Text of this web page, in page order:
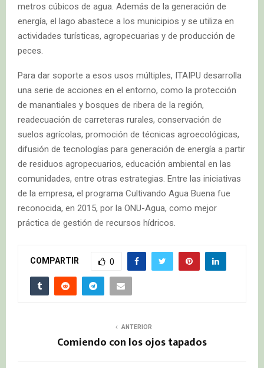
metros cúbicos de agua. Además de la generación de
energía, el lago abastece a los municipios y se utiliza en
actividades turísticas, agropecuarias y de producción de
peces.
Para dar soporte a esos usos múltiples, ITAIPU desarrolla
una serie de acciones en el entorno, como la protección
de manantiales y bosques de ribera de la región,
readecuación de carreteras rurales, conservación de
suelos agrícolas, promoción de técnicas agroecológicas,
difusión de tecnologías para generación de energía a partir
de residuos agropecuarios, educación ambiental en las
comunidades, entre otras estrategias. Entre las iniciativas
de la empresa, el programa Cultivando Agua Buena fue
reconocida, en 2015, por la ONU-Agua, como mejor
práctica de gestión de recursos hídricos.
COMPARTIR 0
ANTERIOR
Comiendo con los ojos tapados